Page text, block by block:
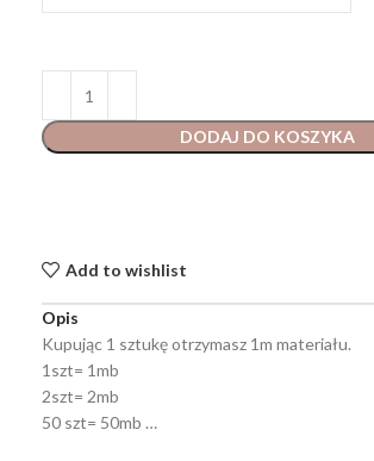
DODAJ DO KOSZYKA
Add to wishlist
Opis
Kupując 1 sztukę otrzymasz 1m materiału.
1szt= 1mb
2szt= 2mb
50 szt= 50mb …